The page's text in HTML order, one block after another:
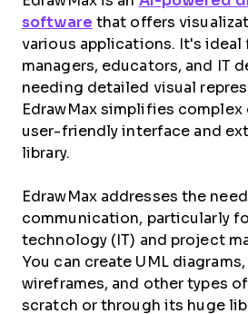
software that offers
various applications. It's
managers, educators, and IT
needing detailed visual
EdrawMax simplifies
user-friendly interface and
library.
EdrawMax addresses the
communication, particularly
technology (IT) and project
You can create UML
wireframes, and other types
scratch or through its huge